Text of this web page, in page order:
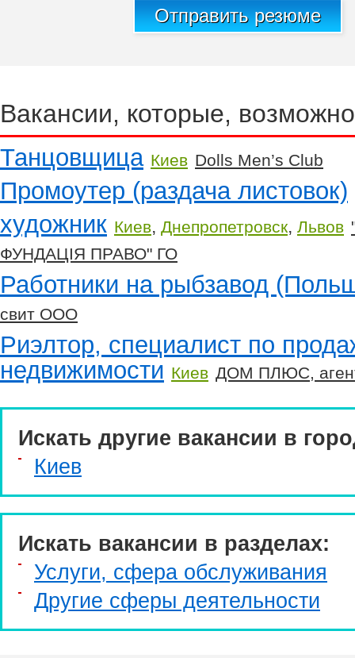
Отправить резюме
Вакансии, которые,
Танцовщица Киев Dolls Men’s Club
Промоутер (раздача листовок)
художник Киев, Днепропетровск, Львов
ФУНДАЦІЯ ПРАВО" ГО
Работники на рыбзавод
свит ООО
Риэлтор, специалист по
недвижимости Киев ДОМ ПЛЮС,
Искать другие вакансии в
Киев
Искать вакансии в разделах:
Услуги, cфера обслуживания
Другие сферы деятельности